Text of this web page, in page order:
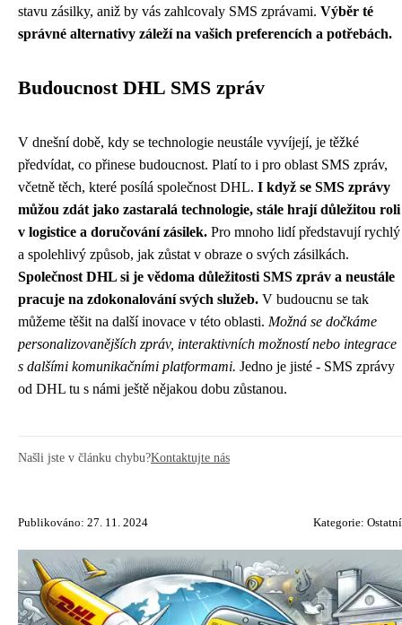
stavu zásilky, aniž by vás zahlcovaly SMS zprávami. Výběr té
správné alternativy záleží na vašich preferencích a potřebách.
Budoucnost DHL SMS zpráv
V dnešní době, kdy se technologie neustále vyvíjejí, je těžké
předvídat, co přinese budoucnost. Platí to i pro oblast SMS zpráv,
včetně těch, které posílá společnost DHL. I když se SMS zprávy
můžou zdát jako zastaralá technologie, stále hrají důležitou roli
v logistice a doručování zásilek. Pro mnoho lidí představují rychlý
a spolehlivý způsob, jak zůstat v obraze o svých zásilkách.
Společnost DHL si je vědoma důležitosti SMS zpráv a neustále
pracuje na zdokonalování svých služeb. V budoucnu se tak
můžeme těšit na další inovace v této oblasti. Možná se dočkáme
personalizovanějších zpráv, interaktivních možností nebo integrace
s dalšími komunikačními platformami. Jedno je jisté - SMS zprávy
od DHL tu s námi ještě nějakou dobu zůstanou.
Našli jste v článku chybu?Kontaktujte nás
Publikováno: 27. 11. 2024 Kategorie: Ostatní